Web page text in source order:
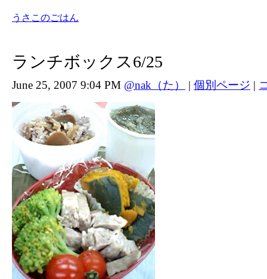
うさこのごはん
ランチボックス6/25
June 25, 2007 9:04 PM @nak（た） | 個別ページ |